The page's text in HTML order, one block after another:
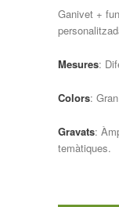
Ganivet +
Mesures:
Colors:
Gravats:
temàtiques.